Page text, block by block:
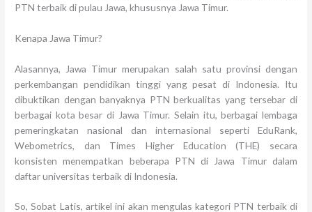
PTN terbaik di pulau Jawa, khususnya Jawa Timur.
Kenapa Jawa Timur?
Alasannya, Jawa Timur merupakan salah satu provinsi dengan
perkembangan pendidikan tinggi yang pesat di Indonesia. Itu
dibuktikan dengan banyaknya PTN berkualitas yang tersebar di
berbagai kota besar di Jawa Timur. Selain itu, berbagai lembaga
pemeringkatan nasional dan internasional seperti EduRank,
Webometrics, dan Times Higher Education (THE) secara
konsisten menempatkan beberapa PTN di Jawa Timur dalam
daftar universitas terbaik di Indonesia.
So, Sobat Latis, artikel ini akan mengulas kategori PTN terbaik di